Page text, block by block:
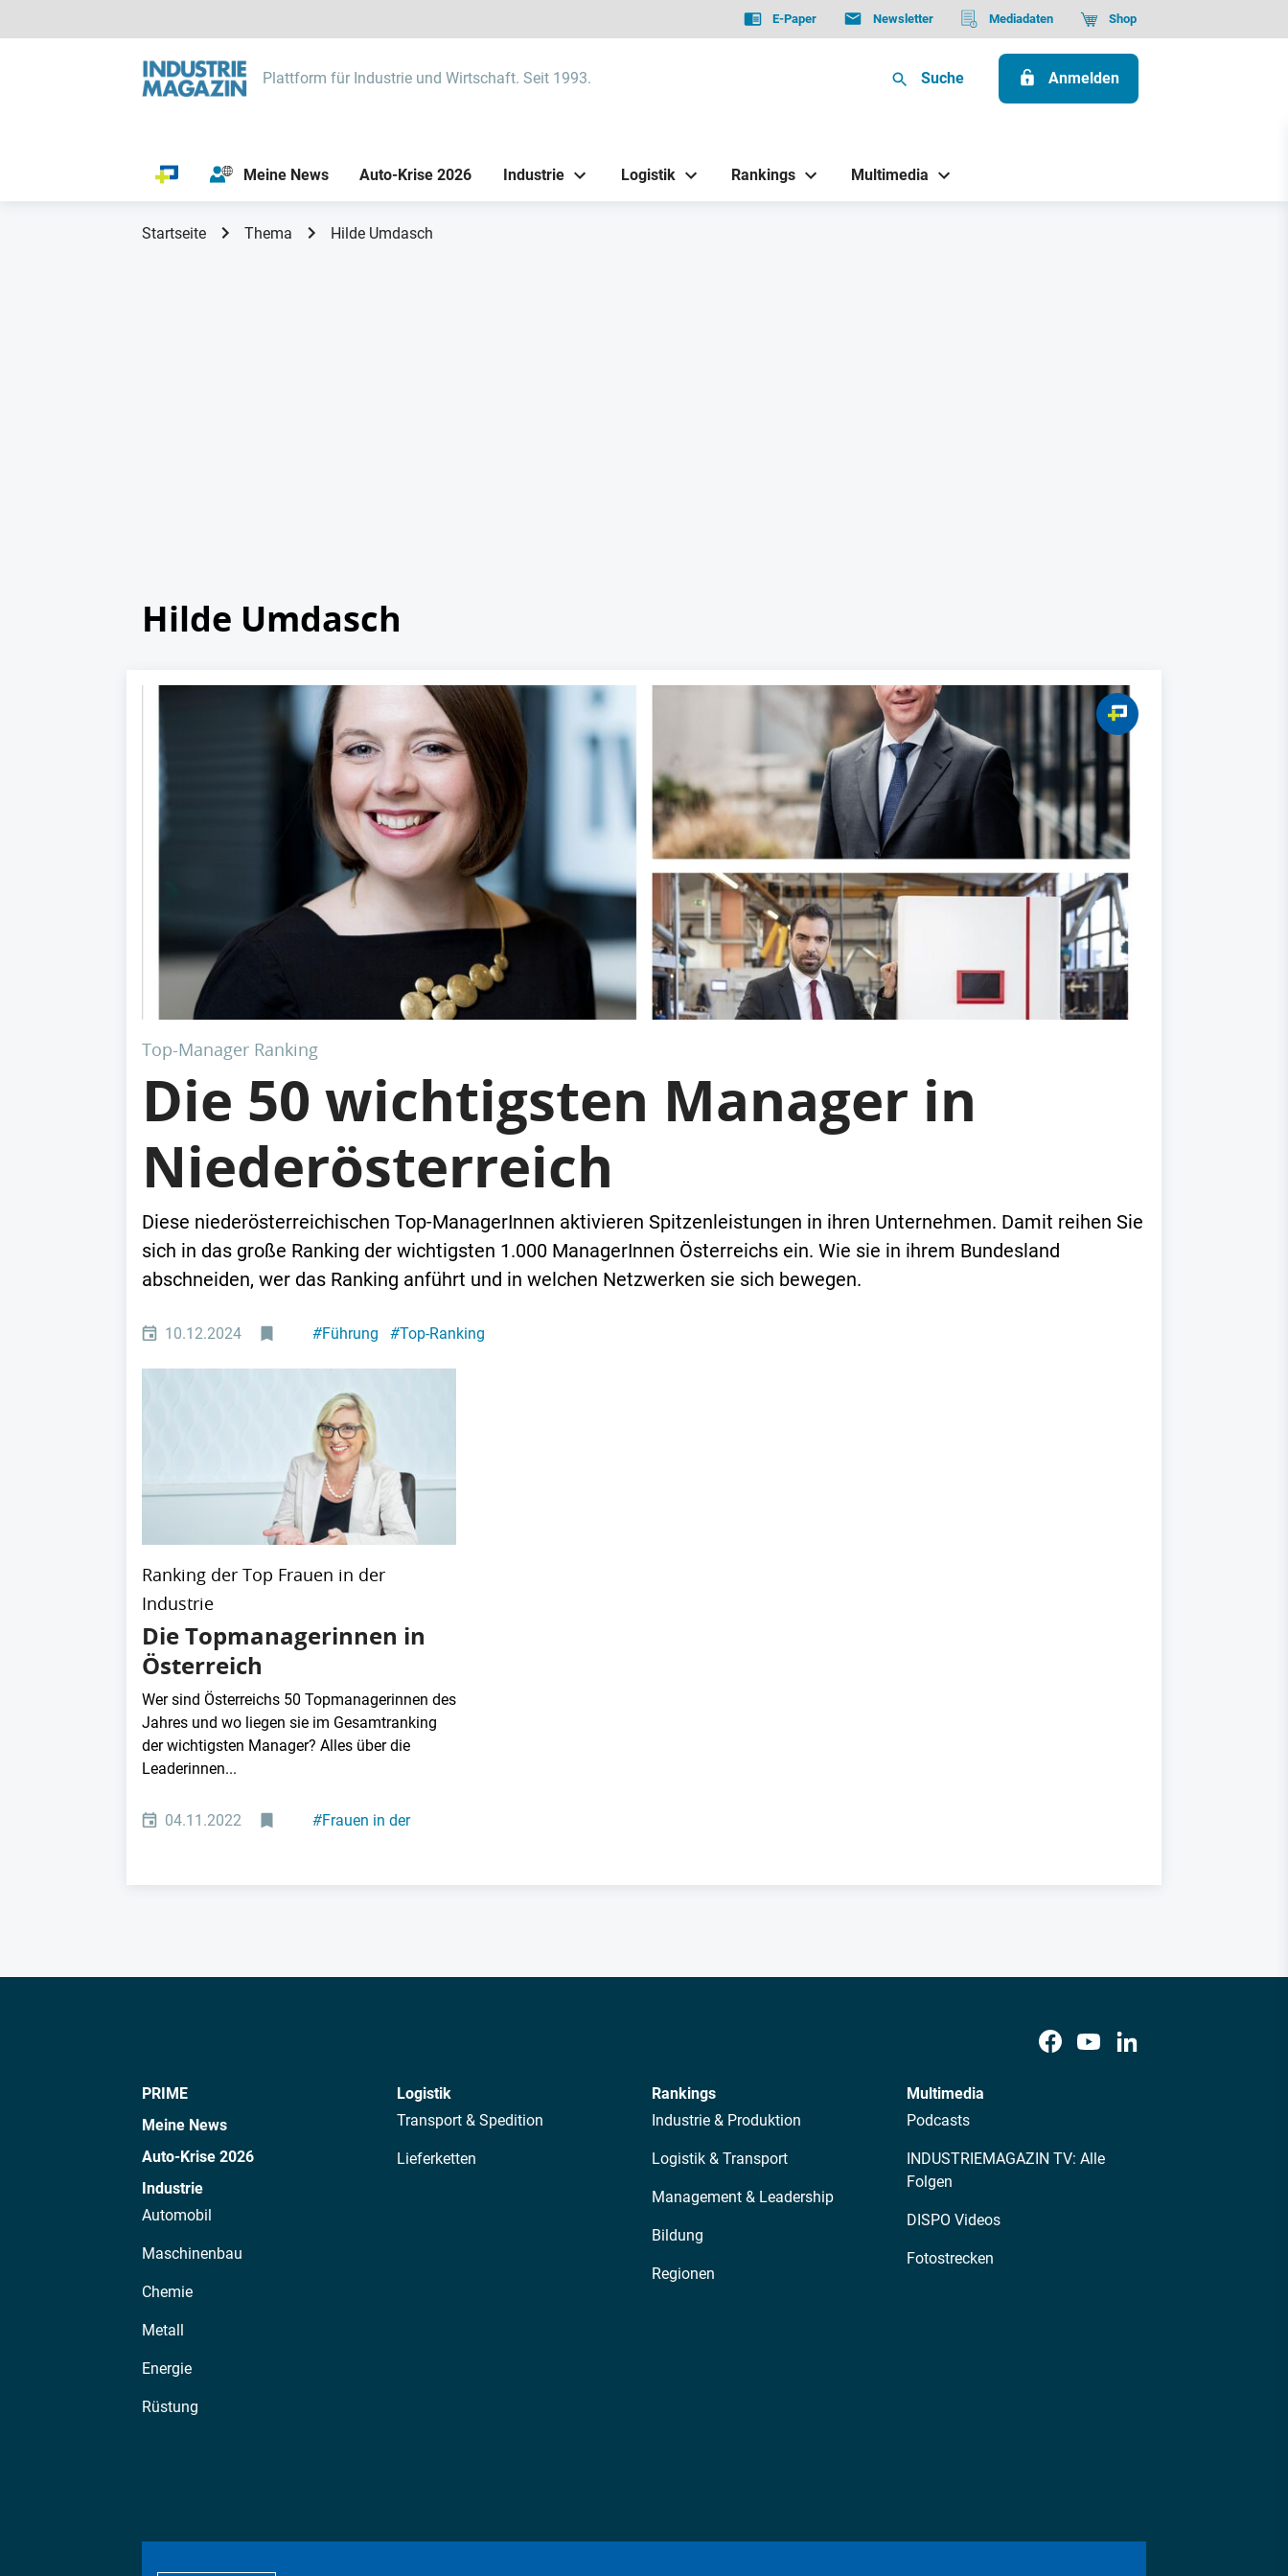
E-Paper Newsletter Mediadaten Shop
Plattform für Industrie und Wirtschaft. Seit 1993. Suche Anmelden
Meine News Auto-Krise 2026 Industrie Logistik Rankings Multimedia
Startseite Thema Hilde Umdasch
Hilde Umdasch
Top-Manager Ranking
Die 50 wichtigsten Manager in
Niederösterreich
Diese niederösterreichischen Top-ManagerInnen aktivieren Spitzenleistungen in ihren Unternehmen. Damit reihen Sie
sich in das große Ranking der wichtigsten 1.000 ManagerInnen Österreichs ein. Wie sie in ihrem Bundesland
abschneiden, wer das Ranking anführt und in welchen Netzwerken sie sich bewegen.
10.12.2024 #Führung #Top-Ranking
Ranking der Top Frauen in der
Industrie
Die Topmanagerinnen in
Österreich
Wer sind Österreichs 50 Topmanagerinnen des
Jahres und wo liegen sie im Gesamtranking
der wichtigsten Manager? Alles über die
Leaderinnen...
04.11.2022 #Frauen in der
PRIME
Meine News
Auto-Krise 2026
Industrie
Automobil
Maschinenbau
Chemie
Metall
Energie
Rüstung
Logistik
Transport & Spedition
Lieferketten
Rankings
Industrie & Produktion
Logistik & Transport
Management & Leadership
Bildung
Regionen
Multimedia
Podcasts
INDUSTRIEMAGAZIN TV: Alle
Folgen
DISPO Videos
Fotostrecken